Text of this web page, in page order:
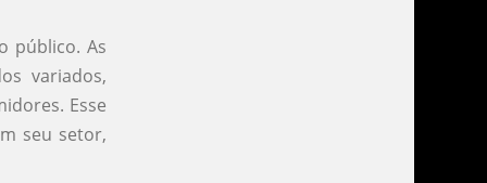
público. As
variados,
Esse
seu setor,